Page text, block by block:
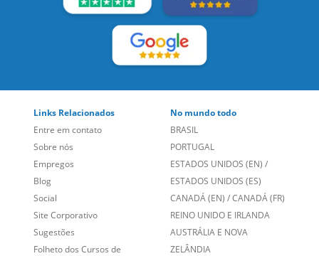
Links Relacionados
Entre em contato
Sobre nós
Empregos
Blog
Social
Site Corporativo
No mundo todo
BRASIL
PORTUGAL
ESTADOS UNIDOS (EN)/
ESTADOS UNIDOS (ES)
CANADÁ (EN) /CANADÁ (FR)
REINO UNIDO E IRLANDA